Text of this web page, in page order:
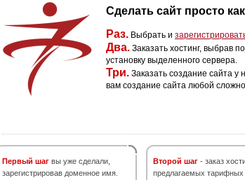
Сделать сайт просто как
Раз. Выбрать и
Два. Заказать хостинг, выбрав
установку выделенного сервера.
Три. Заказать создание сайта
вам создание сайта любой
Первый шаг вы уже сделали,
зарегистрировав доменное имя.
Второй шаг - заказ
предлагаемых тарифных